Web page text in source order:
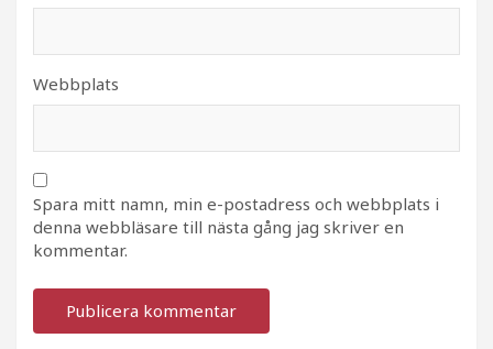
Webbplats
Spara mitt namn, min e-postadress och webbplats i
denna webbläsare till nästa gång jag skriver en
kommentar.